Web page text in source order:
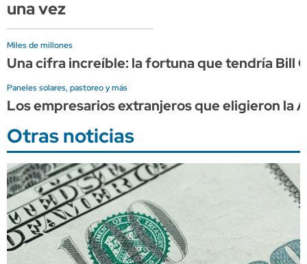
una vez
Miles de millones
Una cifra increíble: la fortuna que tendría Bill
Paneles solares, pastoreo y más
Los empresarios extranjeros que eligieron la
Otras noticias